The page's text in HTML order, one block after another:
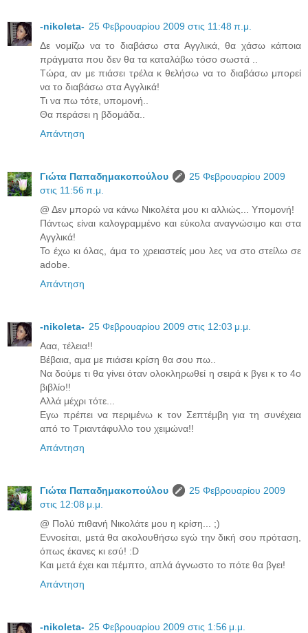
-nikoleta- 25 Φεβρουαρίου 2009 στις 11:48 π.μ.
Δε νομίζω να το διαβάσω στα Αγγλικά, θα χάσω κάποια
πράγματα που δεν θα τα καταλάβω τόσο σωστά ..
Τώρα, αν με πιάσει τρέλα κ θελήσω να το διαβάσω μπορεί
να το διαβάσω στα Αγγλικά!
Τι να πω τότε, υπομονή..
Θα περάσει η βδομάδα..
Απάντηση
Γιώτα Παπαδημακοπούλου
25 Φεβρουαρίου 2009
στις 11:56 π.μ.
@ Δεν μπορώ να κάνω Νικολέτα μου κι αλλιώς... Υπομονή!
Πάντως είναι καλογραμμένο και εύκολα αναγνώσιμο και στα
Αγγλικά!
Το έχω κι όλας, άμα το χρειαστείς μου λες να στο στείλω σε
adobe.
Απάντηση
-nikoleta- 25 Φεβρουαρίου 2009 στις 12:03 μ.μ.
Ααα, τέλεια!!
Βέβαια, αμα με πιάσει κρίση θα σου πω..
Να δούμε τι θα γίνει όταν ολοκληρωθεί η σειρά κ βγει κ το 4ο
βιβλίο!!
Αλλά μέχρι τότε...
Εγω πρέπει να περιμένω κ τον Σεπτέμβη για τη συνέχεια
από το Τριαντάφυλλο του χειμώνα!!
Απάντηση
Γιώτα Παπαδημακοπούλου
25 Φεβρουαρίου 2009
στις 12:08 μ.μ.
@ Πολύ πιθανή Νικολάτε μου η κρίση... ;)
Εννοείται, μετά θα ακολουθήσω εγώ την δική σου πρόταση,
όπως έκανες κι εσύ! :D
Και μετά έχει και πέμπτο, απλά άγνωστο το πότε θα βγει!
Απάντηση
-nikoleta- 25 Φεβρουαρίου 2009 στις 1:56 μ.μ.